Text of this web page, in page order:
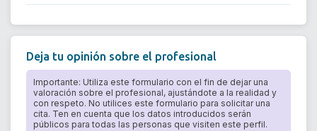
Deja tu opinión sobre el profesional
Importante: Utiliza este formulario con el fin de dejar una
valoración sobre el profesional, ajustándote a la realidad y
con respeto. No utilices este formulario para solicitar una
cita. Ten en cuenta que los datos introducidos serán
públicos para todas las personas que visiten este perfil.